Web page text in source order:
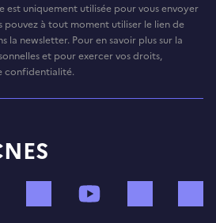
est uniquement utilisée pour vous envoyer
pouvez à tout moment utiliser le lien de
la newsletter. Pour en savoir plus sur la
et pour exercer vos droits,
confidentialité.
TikTok